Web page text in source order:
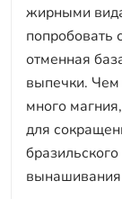
жирными
попробовать
отменная
выпечки. Чем
много
для